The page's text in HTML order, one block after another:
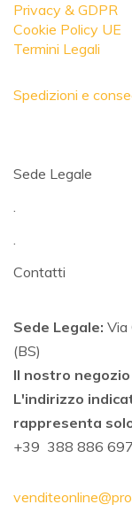
Privacy & GDPR
Cookie Policy UE
Termini Legali
Spedizioni e
Sede Legale
.
.
Contatti
Sede Legale: Via
(BS)
Il nostro
L'indirizzo
rappresenta
+39 388 886